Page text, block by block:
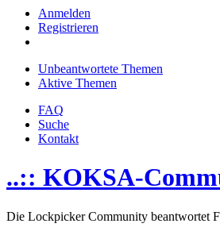
Anmelden
Registrieren
Unbeantwortete Themen
Aktive Themen
FAQ
Suche
Kontakt
..:: KOKSA-
Die Lockpicker Community beantwortet